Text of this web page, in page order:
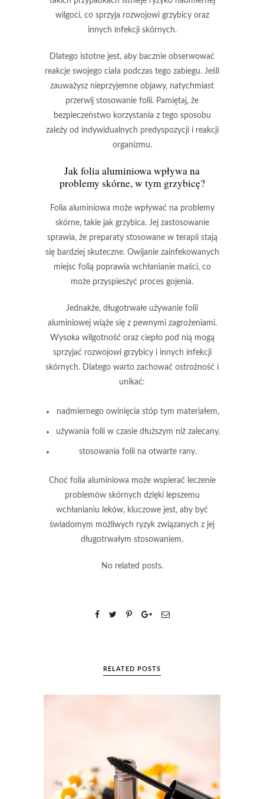
wilgoci, co sprzyja rozwojowi grzybicyoraz
innych infekcji skórnych.
Dlatego istotne jest, aby bacznie obserwować
reakcje swojego ciała podczas tego zabiegu. Jeśli
zauważysz nieprzyjemne objawy, natychmiast
przerwij stosowanie folii. Pamiętaj, że
bezpieczeństwo korzystania z tego sposobu
zależy od indywidualnych predyspozycji i reakcji
organizmu.
Jak folia aluminiowa wpływa na
problemy skórne, w tym grzybicę?
Folia aluminiowa może wpływać na problemy
skórne, takie jak grzybica. Jej zastosowanie
sprawia, że preparaty stosowane w terapii stają
się bardziej skuteczne. Owijanie zainfekowanych
miejsc folią poprawia wchłanianie maści, co
może przyspieszyć proces gojenia.
Jednakże, długotrwałe używanie folii
aluminiowej wiąże się z pewnymi zagrożeniami.
Wysoka wilgotność oraz ciepło pod nią mogą
sprzyjać rozwojowi grzybicy i innych infekcji
skórnych. Dlatego warto zachować ostrożność i
unikać:
nadmiernego owinięcia stóp tym materiałem,
używania folii w czasie dłuższym niż zalecany,
stosowania folii na otwarte rany.
Choć folia aluminiowa może wspierać leczenie
problemów skórnych dzięki lepszemu
wchłanianiu leków, kluczowe jest, aby być
świadomym możliwych ryzyk związanych z jej
długotrwałym stosowaniem.
No related posts.
RELATED POSTS